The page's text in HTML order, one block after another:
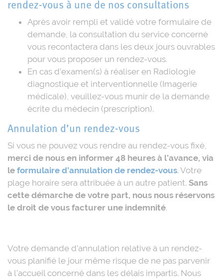
rendez-vous à une de nos consultations
Après avoir rempli et validé votre formulaire de
demande, la consultation du service concerné
vous recontactera dans les deux jours ouvrables
pour vous proposer un rendez-vous.
En cas d’examen(s) à réaliser en Radiologie
diagnostique et interventionnelle (Imagerie
médicale), veuillez-vous munir de la demande
écrite du médecin (prescription).
Annulation d’un rendez-vous
Si vous ne pouvez vous rendre au rendez-vous fixé,
merci de nous en informer 48 heures à l’avance, via
le formulaire d’annulation de rendez-vous. Votre
plage horaire sera attribuée à un autre patient. Sans
cette démarche de votre part, nous nous réservons
le droit de vous facturer une indemnité.
Votre demande d’annulation relative à un rendez-
vous planifié le jour même risque de ne pas parvenir
à l’accueil concerné dans les délais impartis. Nous